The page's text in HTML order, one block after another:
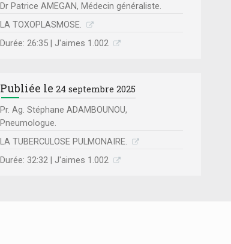
Dr Patrice AMEGAN, Médecin généraliste.
LA TOXOPLASMOSE.
Durée: 26:35 | J'aimes 1.002
Publiée le 24 septembre 2025
Pr. Ag. Stéphane ADAMBOUNOU,
Pneumologue.
LA TUBERCULOSE PULMONAIRE.
Durée: 32:32 | J'aimes 1.002